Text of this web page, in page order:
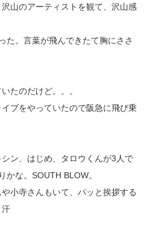
山のアーティストを観て、沢山感
た。言葉が飛んできたて胸にささ
たのだけど。。。
ブをやっていたので阪急に飛び乗
ン、はじめ、タロウくんが3人で
かな。SOUTH BLOW。
小寺さんもいて、パッと挨拶する
汗